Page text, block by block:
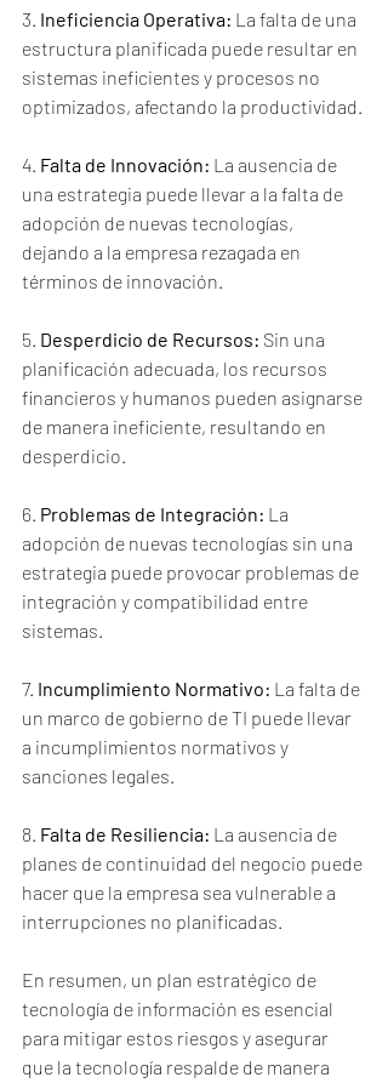
3. Ineficiencia Operativa: La falta de una
estructura planificada puede resultar en
sistemas ineficientes y procesos no
optimizados, afectando la productividad.
4. Falta de Innovación: La ausencia de
una estrategia puede llevar a la falta de
adopción de nuevas tecnologías,
dejando a la empresa rezagada en
términos de innovación.
5. Desperdicio de Recursos: Sin una
planificación adecuada, los recursos
financieros y humanos pueden asignarse
de manera ineficiente, resultando en
desperdicio.
6. Problemas de Integración: La
adopción de nuevas tecnologías sin una
estrategia puede provocar problemas de
integración y compatibilidad entre
sistemas.
7. Incumplimiento Normativo: La falta de
un marco de gobierno de TI puede llevar
a incumplimientos normativos y
sanciones legales.
8. Falta de Resiliencia: La ausencia de
planes de continuidad del negocio puede
hacer que la empresa sea vulnerable a
interrupciones no planificadas.
En resumen, un plan estratégico de
tecnología de información es esencial
para mitigar estos riesgos y asegurar
que la tecnología respalde de manera